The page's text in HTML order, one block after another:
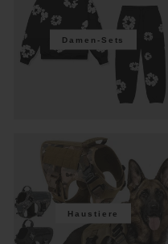
Damen-Sets
Haustiere